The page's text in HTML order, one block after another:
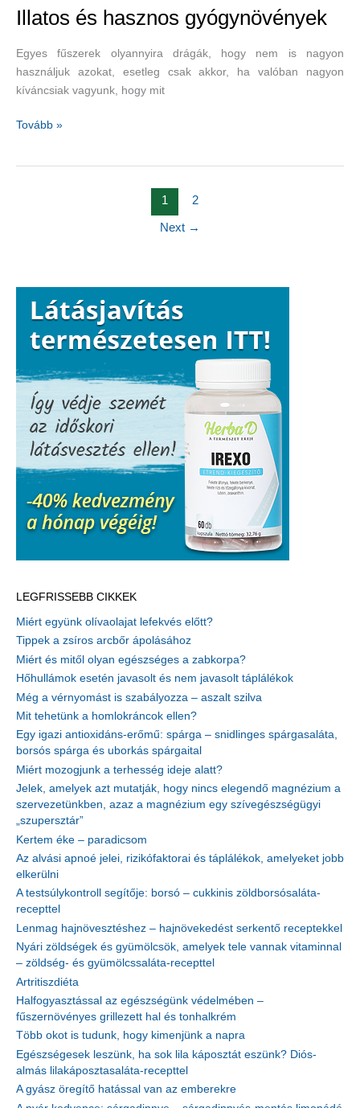
Illatos és hasznos gyógynövények
Egyes fűszerek olyannyira drágák, hogy nem is nagyon
használjuk azokat, esetleg csak akkor, ha valóban nagyon
kíváncsiak vagyunk, hogy mit
Illatos
Tovább »
1 2
Next →
LEGFRISSEBB CIKKEK
Miért együnk olívaolajat lefekvés előtt?
Tippek a zsíros arcbőr ápolásához
Miért és mitől olyan egészséges a zabkorpa?
Hőhullámok esetén javasolt és nem javasolt táplálékok
Még a vérnyomást is szabályozza – aszalt szilva
Mit tehetünk a homlokráncok ellen?
Egy igazi antioxidáns-erőmű: spárga – snidlinges spárgasaláta,
borsós spárga és uborkás spárgaital
Miért mozogjunk a terhesség ideje alatt?
Jelek, amelyek azt mutatják, hogy nincs elegendő magnézium a
szervezetünkben, azaz a magnézium egy szívegészségügyi
„szupersztár”
Kertem éke – paradicsom
Az alvási apnoé jelei, rizikófaktorai és táplálékok, amelyeket jobb
elkerülni
A testsúlykontroll segítője: borsó – cukkinis zöldborsósaláta-
recepttel
Lenmag hajnövesztéshez – hajnövekedést serkentő receptekkel
Nyári zöldségek és gyümölcsök, amelyek tele vannak vitaminnal
– zöldség- és gyümölcssaláta-recepttel
Artritiszdiéta
Halfogyasztással az egészségünk védelmében –
fűszernövényes grillezett hal és tonhalkrém
Több okot is tudunk, hogy kimenjünk a napra
Egészségesek leszünk, ha sok lila káposztát eszünk? Diós-
almás lilakáposztasaláta-recepttel
A gyász öregítő hatással van az emberekre